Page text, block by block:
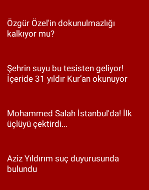
Özgür Özel'in dokunulmazlığı
kalkıyor mu?
Şehrin suyu bu tesisten geliyor!
İçeride 31 yıldır Kur’an okunuyor
Mohammed Salah İstanbul'da! İlk
üçlüyü çektirdi...
Aziz Yıldırım suç duyurusunda
bulundu